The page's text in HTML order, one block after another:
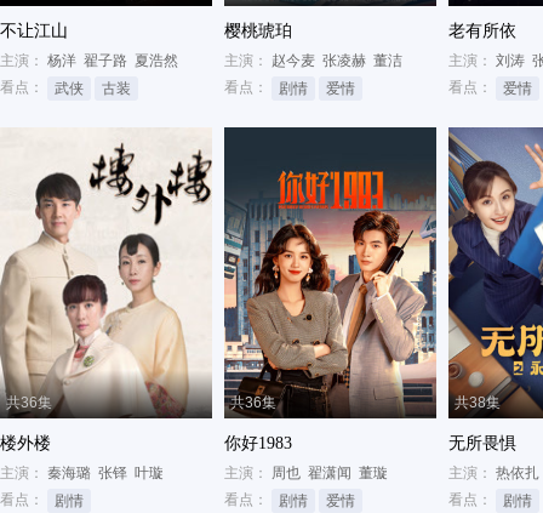
不让江山
主演： 杨洋 翟子路 夏浩然
看点：
武侠 古装
樱桃琥珀
主演： 赵今麦 张凌赫 董洁
看点：
剧情 爱情
老有所依
主演： 刘涛
看点：
爱情
共36集
楼外楼
主演： 秦海璐 张铎 叶璇
看点：
剧情
共36集
你好1983
主演： 周也 翟潇闻 董璇
看点：
剧情 爱情
共38集
无所畏惧
主演： 热依扎
看点：
剧情